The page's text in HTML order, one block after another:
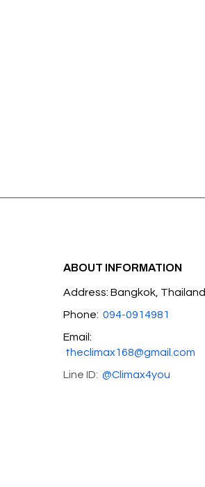
ABOUT INFORMATION
Address: Bangkok, Thailand
Phone: 094-0914981
Email:
theclimax168@gmail.com
Line ID: @Climax4you